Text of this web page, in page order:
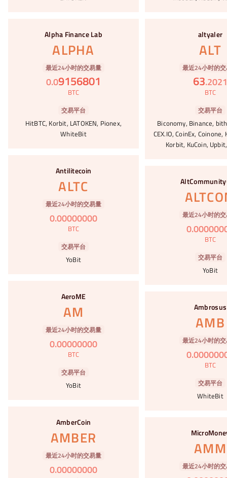
Alpha Finance Lab
ALPHA
最近24小时的交易量
0.09156801
BTC
交易平台
HitBTC, Korbit, LATOKEN, Pionex,
WhiteBit
altyaler
ALT
最近24小时的
63.2021
BTC
交易平台
Biconomy, Binance,
CEX.IO, CoinEx,
Korbit, KuCoin,
Antilitecoin
ALTC
最近24小时的交易量
0.00000000
BTC
交易平台
YoBit
最近24小时的
0.
BTC
交易平台
YoBit
AeroME
AM
最近24小时的交易量
0.00000000
BTC
交易平台
YoBit
Ambrosus
AMB
最近24小时的
0.
BTC
交易平台
WhiteBit
AmberCoin
AMBER
最近24小时的交易量
0.00000000
AMM
最近24小时的